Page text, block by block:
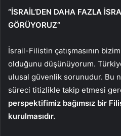
“İSRAİL’DEN DAHA FAZLA
GÖRÜYORUZ”
İsrail-Filistin çatışmasının
olduğunu düşünüyorum.
ulusal güvenlik sorunudur. Bu
süreci titizlikle takip etmesi
perspektifimiz bağımsız bir
kurulmasıdır.